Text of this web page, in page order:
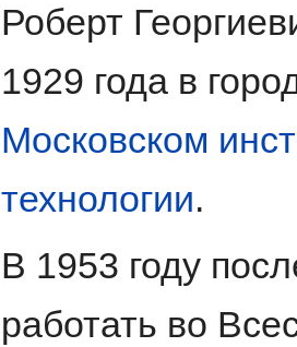
Роберт
1929 года в
Московском
технологии.
В 1953 году
работать во